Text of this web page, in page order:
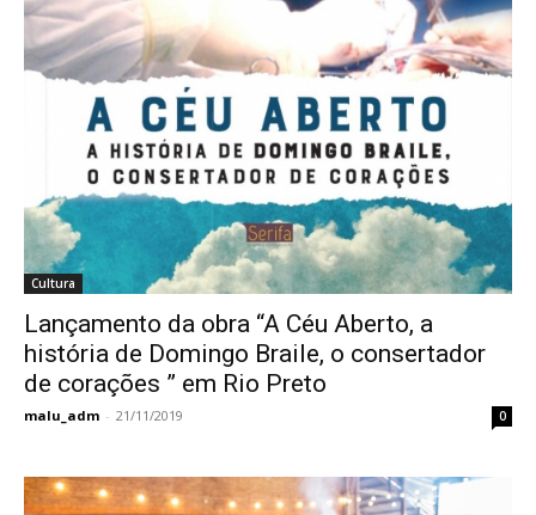
Cultura
Lançamento da obra “A Céu Aberto, a
história de Domingo Braile, o consertador
de corações ” em Rio Preto
malu_adm - 21/11/2019 0